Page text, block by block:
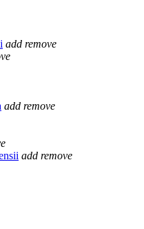
add remove
add remove
add remove